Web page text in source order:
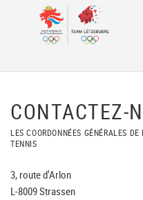
CONTACTEZ-
LES COORDONNÉES GÉNÉRALES
TENNIS
3, route d'Arlon
L-8009 Strassen